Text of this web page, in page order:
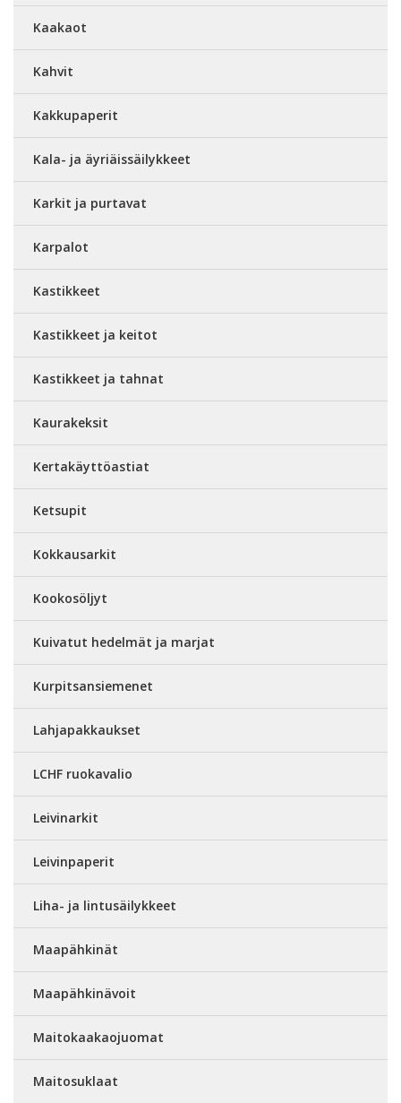
Kaakaot
Kahvit
Kakkupaperit
Kala- ja äyriäissäilykkeet
Karkit ja purtavat
Karpalot
Kastikkeet
Kastikkeet ja keitot
Kastikkeet ja tahnat
Kaurakeksit
Kertakäyttöastiat
Ketsupit
Kokkausarkit
Kookosöljyt
Kuivatut hedelmät ja marjat
Kurpitsansiemenet
Lahjapakkaukset
LCHF ruokavalio
Leivinarkit
Leivinpaperit
Liha- ja lintusäilykkeet
Maapähkinät
Maapähkinävoit
Maitokaakaojuomat
Maitosuklaat